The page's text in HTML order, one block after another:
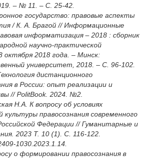
– № 11. – С. 25-42.
государство: правовые аспекты
/ К. А. Брагой // Информационные
информатизация – 2018 : сборник
научно-практической
октября 2018 года. – Минск:
университет, 2018. – С. 96-102.
дистанционного
в России: опыт реализации и
// PolitBook. 2024. №2.
Н.А. К вопросу об условиях
культуры правосознания современного
Федерации // Гуманитарные и
2023 Т. 10 (1). С. 116-122.
1030.2023.1.14.
о формировании правосознания в